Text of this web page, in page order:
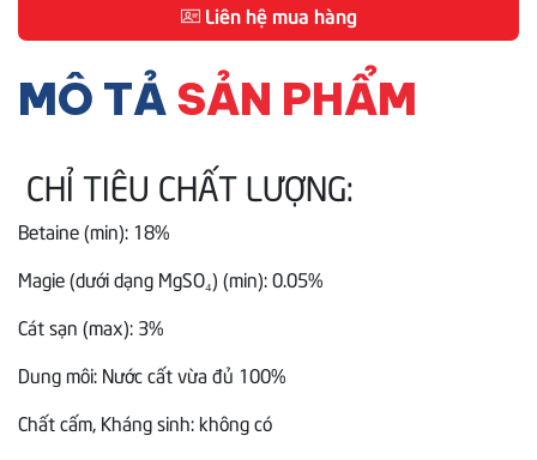
Liên hệ mua hàng
MÔ TẢSẢN PHẨM
CHỈ TIÊU CHẤT LƯỢNG:
Betaine (min): 18%
Magie (dưới dạng MgSO₄) (min): 0.05%
Cát sạn (max): 3%
Dung môi: Nước cất vừa đủ 100%
Chất cấm, Kháng sinh: không có